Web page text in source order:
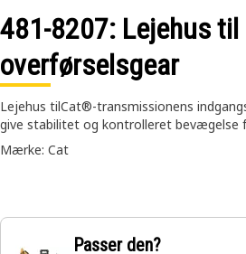
481-8207: Lejehus til
overførselsgear
Lejehus tilCat®-transmissionens
give stabilitet og kontrolleret bevægelse
Mærke: Cat
Passer den?